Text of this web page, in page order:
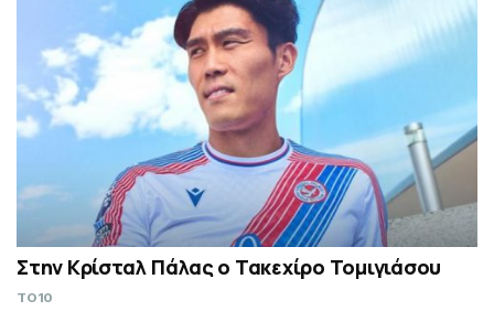
Στην Κρίσταλ Πάλας ο Τακεχίρο Τομιγιάσου
TO10